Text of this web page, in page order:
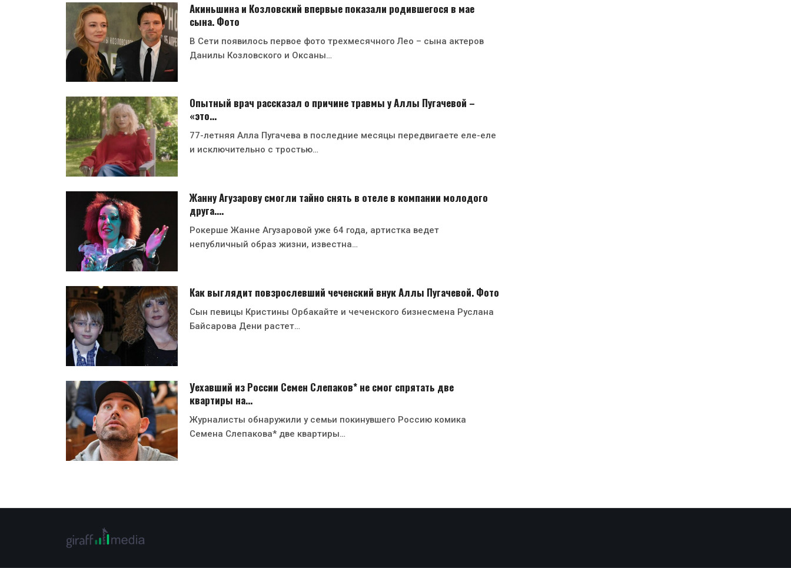
Акиньшина и Козловский впервые показали родившегося в мае
сына. Фото
В Сети появилось первое фото трехмесячного Лео – сына актеров
Данилы Козловского и Оксаны…
Опытный врач рассказал о причине травмы у Аллы Пугачевой –
«это…
77-летняя Алла Пугачева в последние месяцы передвигаете еле-еле
и исключительно с тростью…
Жанну Агузарову смогли тайно снять в отеле в компании молодого
друга.…
Рокерше Жанне Агузаровой уже 64 года, артистка ведет
непубличный образ жизни, известна…
Как выглядит повзрослевший чеченский внук Аллы Пугачевой. Фото
Сын певицы Кристины Орбакайте и чеченского бизнесмена Руслана
Байсарова Дени растет…
Уехавший из России Семен Слепаков* не смог спрятать две
квартиры на…
Журналисты обнаружили у семьи покинувшего Россию комика
Семена Слепакова* две квартиры…